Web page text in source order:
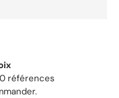
références